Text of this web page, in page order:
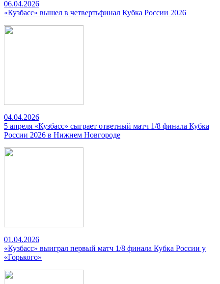
06.04.2026
«Кузбасс» вышел в четвертьфинал Кубка России 2026
04.04.2026
5 апреля «Кузбасс» сыграет ответный матч 1/8 финала Кубка
России 2026 в Нижнем Новгороде
01.04.2026
«Кузбасс» выиграл первый матч 1/8 финала Кубка России у
«Горького»